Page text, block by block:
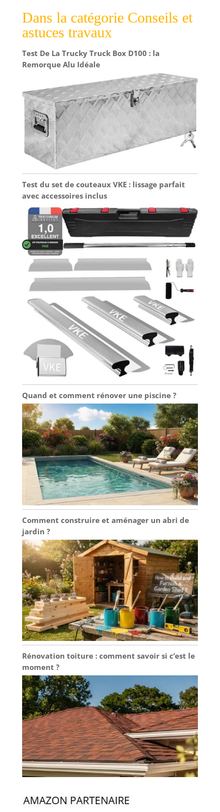
Dans la catégorie Conseils et
astuces travaux
Test De La Trucky Truck Box D100 : la
Remorque Alu Idéale
Test du set de couteaux VKE : lissage parfait
avec accessoires inclus
Quand et comment rénover une piscine ?
Comment construire et aménager un abri de
jardin ?
Rénovation toiture : comment savoir si c’est le
moment ?